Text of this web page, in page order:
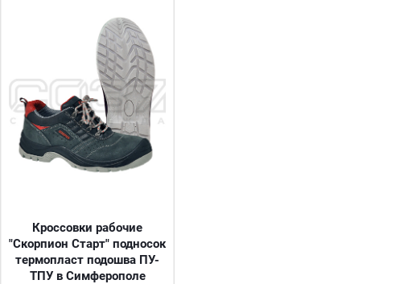
Кроссовки рабочие
"Скорпион Старт" подносок
термопласт подошва ПУ-
ТПУ в Симферополе